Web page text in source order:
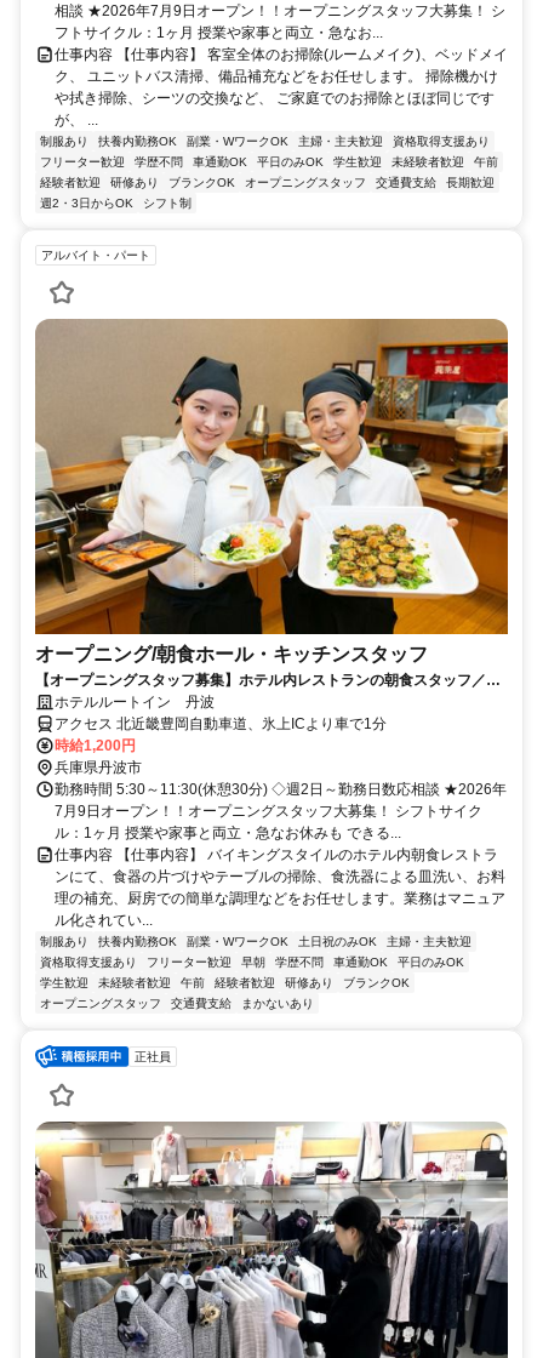
相談 ★2026年7月9日オープン！！オープニングスタッフ大募集！ シ
フトサイクル：1ヶ月 授業や家事と両立・急なお...
仕事内容 【仕事内容】 客室全体のお掃除(ルームメイク)、ベッドメイ
ク、 ユニットバス清掃、備品補充などをお任せします。 掃除機かけ
や拭き掃除、シーツの交換など、 ご家庭でのお掃除とほぼ同じです
が、 ...
制服あり 扶養内勤務OK 副業・WワークOK 主婦・主夫歓迎
資格取得支援あり
フリーター歓迎
学歴不問 車通勤OK 平日のみOK 学生歓迎 未経験者歓迎
午前
経験者歓迎
研修あり ブランクOK オープニングスタッフ 交通費支給
長期歓迎
週2・3日からOK
シフト制
アルバイト・パート
オープニング/朝食ホール・キッチンスタッフ
【オープニングスタッフ募集】ホテル内レストランの朝食スタッフ／飲
食未経験歓迎！主婦(夫)さん活躍中
ホテルルートイン 丹波
アクセス 北近畿豊岡自動車道、氷上ICより車で1分
時給1,200円
兵庫県丹波市
勤務時間 5:30～11:30(休憩30分) ◇週2日～勤務日数応相談 ★2026年
7月9日オープン！！オープニングスタッフ大募集！ シフトサイク
ル：1ヶ月 授業や家事と両立・急なお休みも できる...
仕事内容 【仕事内容】 バイキングスタイルのホテル内朝食レストラ
ンにて、食器の片づけやテーブルの掃除、食洗器による皿洗い、お料
理の補充、厨房での簡単な調理などをお任せします。業務はマニュア
ル化されてい...
制服あり 扶養内勤務OK 副業・WワークOK 土日祝のみOK
主婦・主夫歓迎
資格取得支援あり
フリーター歓迎 早朝 学歴不問 車通勤OK
平日のみOK
学生歓迎
未経験者歓迎 午前 経験者歓迎 研修あり
ブランクOK
オープニングスタッフ
交通費支給 まかないあり
正社員